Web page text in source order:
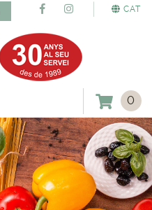
CAT
0